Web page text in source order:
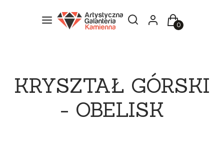
Menu Otwórz wyszukiwarkę
SzukajZaloguj sięKoszyk
KRYSZTAŁ GÓRSKI
- OBELISK